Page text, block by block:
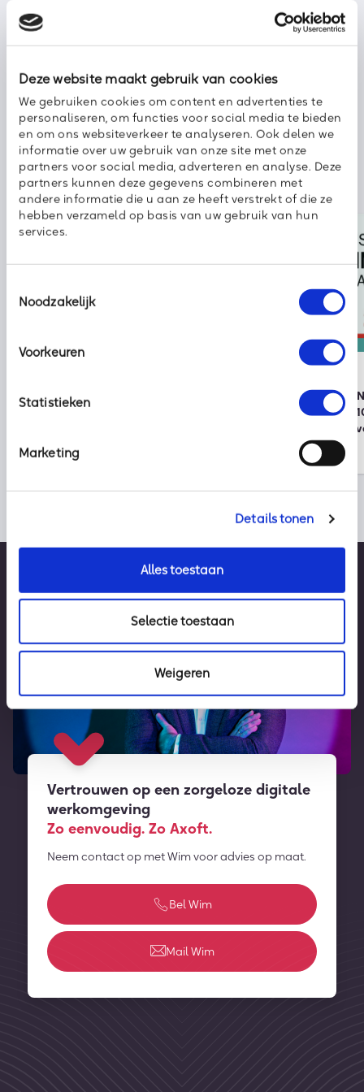
Deze website maakt gebruik van cookies
We gebruiken cookies om content en advertenties te
personaliseren, om functies voor social media te bieden
en om ons websiteverkeer te analyseren. Ook delen we
informatie over uw gebruik van onze site met onze
partners voor social media, adverteren en analyse. Deze
partners kunnen deze gegevens combineren met
andere informatie die u aan ze heeft verstrekt of die ze
hebben verzameld op basis van uw gebruik van hun
services.
Noodzakelijk
Voorkeuren
Statistieken
Marketing
Details tonen
Alles toestaan
Selectie toestaan
Weigeren
Deel dit bericht met uw netwerk:
Nieuws
Klaar voor vakantie? Zo houd je
cybercriminelen buiten de deur
Onze partner
wereldwijde top
duurzame
Vertrouwen op een zorgeloze digitale
werkomgeving
Zo eenvoudig. Zo Axoft.
Neem contact op met Wim voor advies op maat.
Bel Wim
Mail Wim